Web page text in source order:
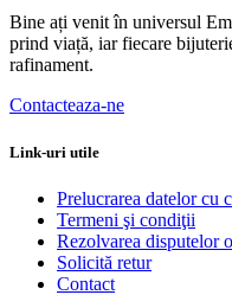
Bine ați venit în universul
prind viață, iar fiecare
rafinament.
Contacteaza-ne
Link-uri utile
Prelucrarea datelor cu
Termeni şi condiţii
Rezolvarea disputelor
Solicită retur
Contact